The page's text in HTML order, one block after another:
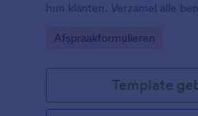
hun klanten. Verzamel alle
Go to Category:
Afspraakformulieren
Template